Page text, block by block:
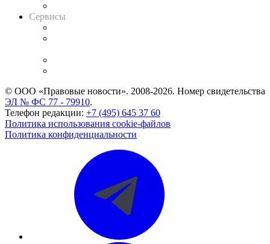
Сервисы
© ООО «Правовые новости». 2008-2026. Номер свидетельства
ЭЛ № ФС 77 - 79910.
Телефон редакции: +7 (495) 645 37 60
Политика использования cookie-файлов
Политика конфиденциальности